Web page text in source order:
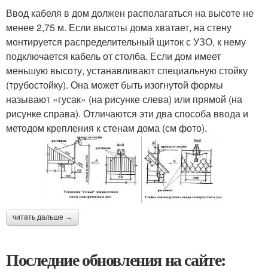
Ввод кабеля в дом должен располагаться на высоте не
менее 2,75 м. Если высоты дома хватает, на стену
монтируется распределительный щиток с УЗО, к нему
подключается кабель от столба. Если дом имеет
меньшую высоту, устанавливают специальную стойку
(трубостойку). Она может быть изогнутой формы
называют «гусак» (на рисунке слева) или прямой (на
рисунке справа). Отличаются эти два способа ввода и
методом крепления к стенам дома (см фото).
читать дальше →
Последние обновления на сайте: